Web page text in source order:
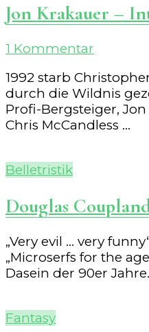
Jon Krakauer –
1 Kommentar
–
Into
the
1992 starb
durch die Wildnis
Profi-Bergsteiger,
Chris McCandless …
Belletristik
Douglas
„Very evil … very
„Microserfs for the
Dasein der 90er
Fantasy